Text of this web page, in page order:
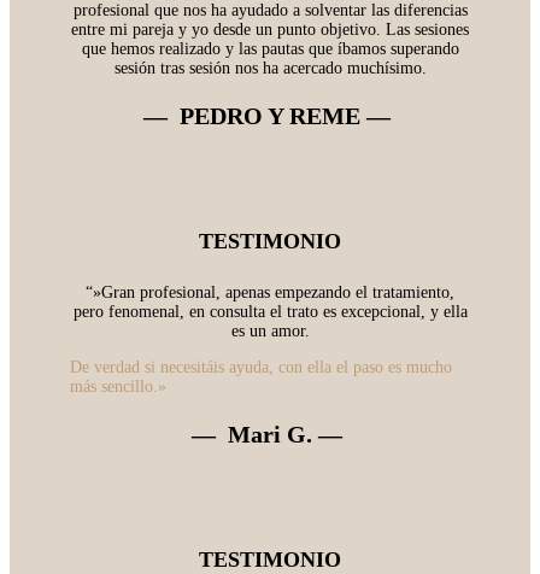
profesional que nos ha ayudado a solventar las diferencias
entre mi pareja y yo desde un punto objetivo. Las sesiones
que hemos realizado y las pautas que íbamos superando
sesión tras sesión nos ha acercado muchísimo.
— PEDRO Y REME—
TESTIMONIO
“»Gran profesional, apenas empezando el tratamiento,
pero fenomenal, en consulta el trato es excepcional, y ella
es un amor.
De verdad si necesitáis ayuda, con ella el paso es mucho
más sencillo.»
— Mari G.—
TESTIMONIO